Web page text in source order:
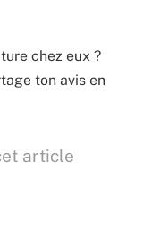
chez eux ?
ton avis en
article